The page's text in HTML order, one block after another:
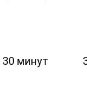
30 минут